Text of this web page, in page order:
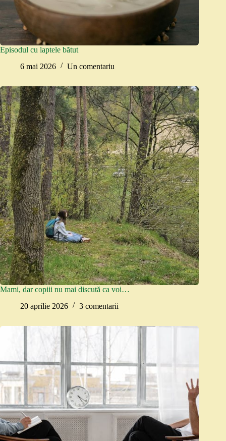
Episodul cu laptele bătut
6 mai 2026
Un comentariu
Mami, dar copiii nu mai discută ca voi…
20 aprilie 2026
3 comentarii